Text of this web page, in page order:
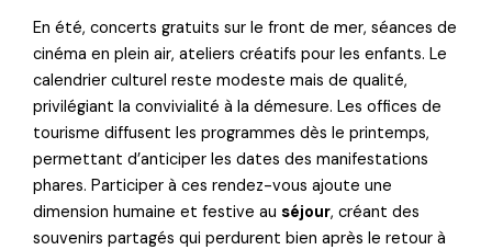
En été, concerts gratuits sur le front de mer, séances de
cinéma en plein air, ateliers créatifs pour les enfants. Le
calendrier culturel reste modeste mais de qualité,
privilégiant la convivialité à la démesure. Les offices de
tourisme diffusent les programmes dès le printemps,
permettant d’anticiper les dates des manifestations
phares. Participer à ces rendez-vous ajoute une
dimension humaine et festive auséjour, créant des
souvenirs partagés qui perdurent bien après le retour à